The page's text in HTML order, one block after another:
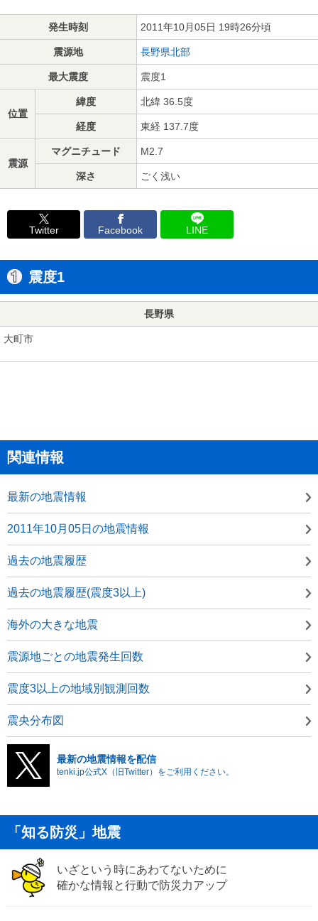
発生時刻 2011年10月05日 19時26分頃
震源地 長野県北部
最大震度 震度1
位置
緯度 北緯 36.5度
経度 東経 137.7度
震源
マグニチュード M2.7
深さ ごく浅い
Twitter Facebook LINE
震度1
長野県
大町市
関連情報
最新の地震情報
2011年10月05日の地震情報
過去の地震履歴
過去の地震履歴(震度3以上)
海外の大きな地震
震源地ごとの地震発生回数
震度3以上の地域別観測回数
震央分布図
最新の地震情報を配信
tenki.jp公式X（旧Twitter）をご利用ください。
「知る防災」地震
いざという時にあわてないために
確かな情報と行動で防災力アップ